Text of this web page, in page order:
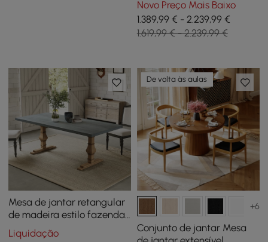
Novo Preço Mais Baixo
1.389,99 € - 2.239,99 €
1.619,99 € - 2.239,99 €
Mesa de jantar retangular
de madeira estilo fazenda
de 70,9" acomoda 6-8
Liquidação
De volta às aulas
+6
Conjunto de jantar Mesa